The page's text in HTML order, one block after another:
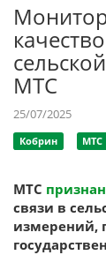
МТС
25/07/2025
Кобрин МТС
МТС признан
связи в
измерений,